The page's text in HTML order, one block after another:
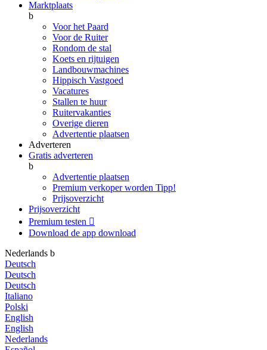
Marktplaats
b
Voor het Paard
Voor de Ruiter
Rondom de stal
Koets en rijtuigen
Landbouwmachines
Hippisch Vastgoed
Vacatures
Stallen te huur
Ruitervakanties
Overige dieren
Advertentie plaatsen
Adverteren
Gratis adverteren
b
Advertentie plaatsen
Premium verkoper worden Tipp!
Prijsoverzicht
Prijsoverzicht
Premium testen 
Download de app download
Nederlands b
Deutsch
Deutsch
Deutsch
Italiano
Polski
English
English
Nederlands